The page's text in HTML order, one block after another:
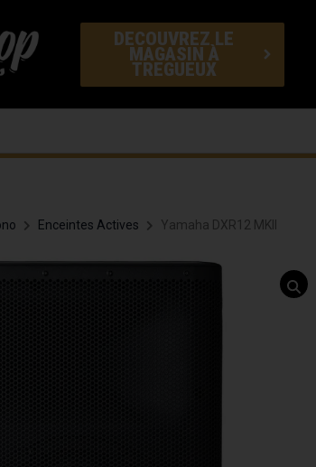
DECOUVREZ LE
MAGASIN À
TREGUEUX
Enceintes Actives Yamaha DXR12 MKII